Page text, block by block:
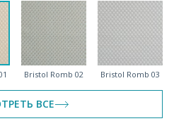
Bristol Romb 02 Bristol Romb 03
ВСЕ